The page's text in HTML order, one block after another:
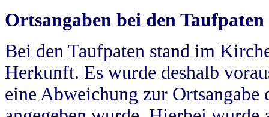
Ortsangaben bei den Taufpaten
Bei den Taufpaten stand im
Herkunft. Es wurde deshalb
eine Abweichung zur